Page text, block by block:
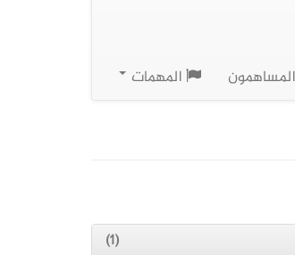
المساهمون المهمات
(1)